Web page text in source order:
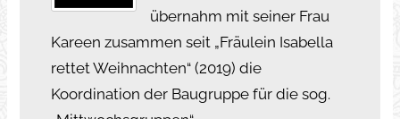
übernahm mit seiner Frau
Kareen zusammen seit „Fräulein Isabella
rettet Weihnachten“ (2019) die
Koordination der Baugruppe für die sog.